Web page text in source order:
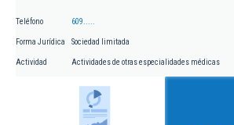
Teléfono 609.....
Forma Jurídica Sociedad limitada
Actividad Actividades de otras especialidades médicas